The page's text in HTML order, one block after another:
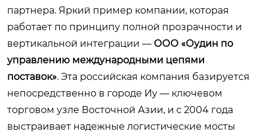
партнера. Яркий пример компании, которая
работает по принципу полной прозрачности и
вертикальной интеграции — ООО «Оудин по
управлению международными цепями
поставок». Эта российская компания базируется
непосредственно в городе Иу — ключевом
торговом узле Восточной Азии, и с 2004 года
выстраивает надежные логистические мосты